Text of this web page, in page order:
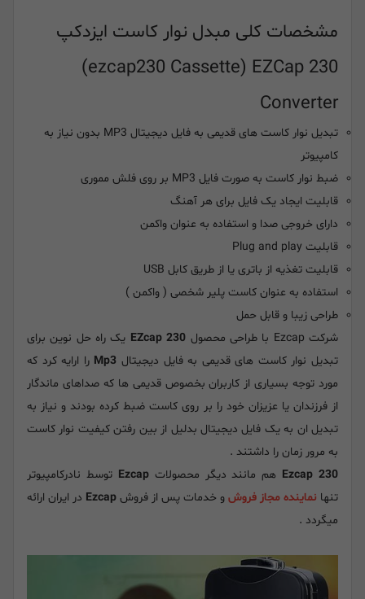
مشخصات کلی مبدل نوار کاست ایزدکپ
EZCap 230
(
(ezcap230 Cassette
Converter
تبدیل نوار کاست های قدیمی به فایل دیجیتال MP3 بدون نیاز به
کامپیوتر
ضبط نوار کاست به صورت فایل MP3 بر روی فلش مموری
قابلیت ایجاد یک فایل برای هر آهنگ
دارای خروجی صدا و استفاده به عنوان واکمن
قابلیت Plug and play
قابلیت تغذیه از باتری یا از طریق کابل USB
استفاده به عنوان کاست پلیر شخصی ( واکمن )
طراحی زیبا و قابل حمل
شرکت Ezcap با طراحی محصول
EZcap 230 یک راه حل نوین برای
تبدیل نوار کاست های قدیمی به فایل دیجیتال Mp3 را ارایه کرد که
مورد توجه بسیاری از کاربران بخصوص قدیمی ها که صداهای ماندگار
از فرزندان یا عزیزان خود را بر روی کاست ضبط کرده بودند و نیاز به
تبدیل ان به یک فایل دیجیتال بدلیل از بین رفتن کیفیت نوار کاست
به مرور زمان را داشتند .
Ezcap 230 هم مانند دیگر محصولاتEzcap توسط نادرکامپیوتر
تنها نماینده مجاز فروش و خدمات پس از فروش Ezcap در ایران ارائه
میگردد .